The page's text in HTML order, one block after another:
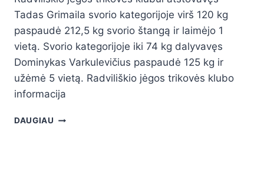
Tadas Grimaila svorio kategorijoje virš 120 kg
paspaudė 212,5 kg svorio štangą ir laimėjo 1
vietą. Svorio kategorijoje iki 74 kg dalyvavęs
Dominykas Varkulevičius paspaudė 125 kg ir
užėmė 5 vietą. Radviliškio jėgos trikovės klubo
informacija
DAUGIAU